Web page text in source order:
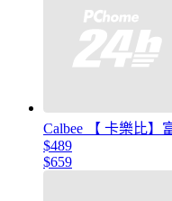
Calbee 【 卡樂比】
$489
$659